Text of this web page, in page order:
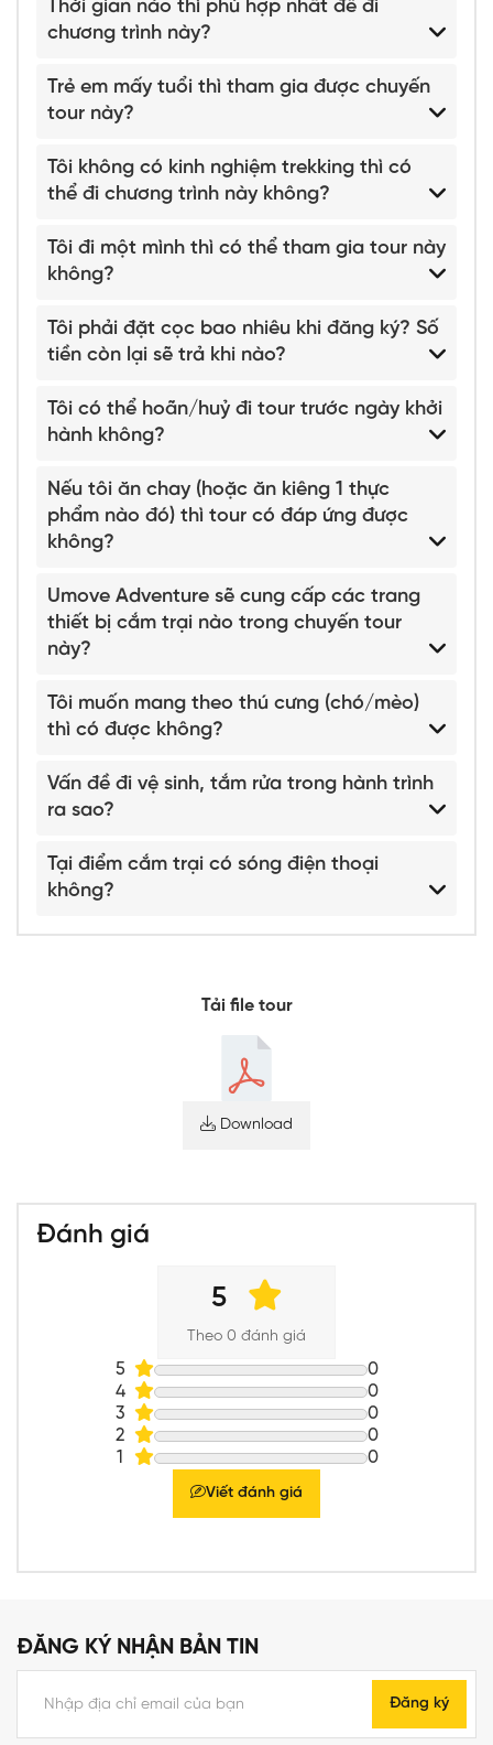
Thời gian nào thì phù hợp nhất để đi
chương trình này?
Trẻ em mấy tuổi thì tham gia được chuyến
tour này?
Tôi không có kinh nghiệm trekking thì có
thể đi chương trình này không?
Tôi đi một mình thì có thể tham gia tour này
không?
Tôi phải đặt cọc bao nhiêu khi đăng ký? Số
tiền còn lại sẽ trả khi nào?
Tôi có thể hoãn/huỷ đi tour trước ngày khởi
hành không?
Nếu tôi ăn chay (hoặc ăn kiêng 1 thực
phẩm nào đó) thì tour có đáp ứng được
không?
Umove Adventure sẽ cung cấp các trang
thiết bị cắm trại nào trong chuyến tour
này?
Tôi muốn mang theo thú cưng (chó/mèo)
thì có được không?
Vấn đề đi vệ sinh, tắm rửa trong hành trình
ra sao?
Tại điểm cắm trại có sóng điện thoại
không?
Tải file tour
Download
Đánh giá
5
Theo 0 đánh giá
5
0
4
0
3
0
2
0
1
0
Viết đánh giá
ĐĂNG KÝ NHẬN BẢN TIN
Đăng ký